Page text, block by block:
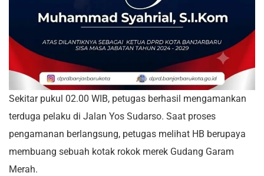
Sekitar pukul 02.00 WIB, petugas berhasil mengamankan
terduga pelaku di Jalan Yos Sudarso. Saat proses
pengamanan berlangsung, petugas melihat HB berupaya
membuang sebuah kotak rokok merek Gudang Garam
Merah.